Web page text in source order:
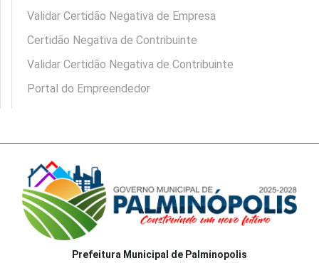
Validar Certidão Negativa de Empresa
Certidão Negativa de Contribuinte
Validar Certidão Negativa de Contribuinte
Portal do Empreendedor
Prefeitura Municipal de Palminopolis